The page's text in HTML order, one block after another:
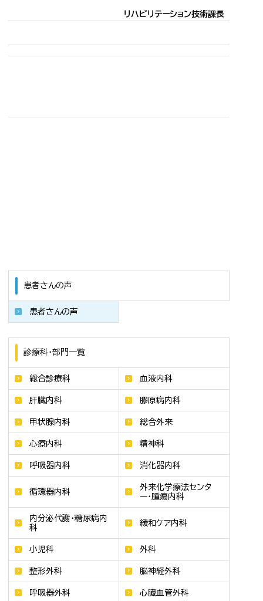
患者さんの声
患者さんの声
診療科・部門一覧
総合診療科 血液内科
肝臓内科 膠原病内科
甲状腺内科 総合外来
心療内科 精神科
呼吸器内科 消化器内科
循環器内科
外来化学療法センタ
ー・腫瘍内科
内分泌代謝・糖尿病内
科
緩和ケア内科
小児科 外科
整形外科 脳神経外科
呼吸器外科 心臓血管外科
リハビリテーション技術課長